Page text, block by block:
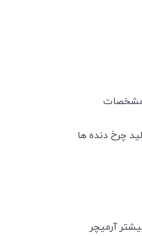
چرخ دنده ها
آرمیچر